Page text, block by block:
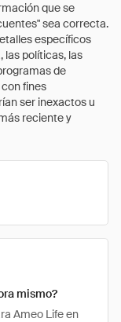
que se
sea correcta.
específicos
las políticas, las
de
fines
ser inexactos u
reciente y
mismo?
Ameo Life en